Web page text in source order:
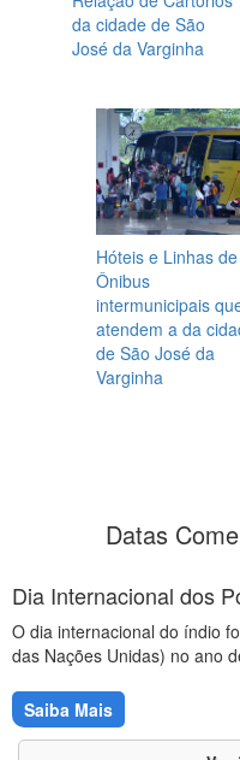
da cidade de São
José da Varginha
Hóteis e Linhas de
Ônibus
intermunicipais
atendem a da
de São José da
Varginha
Datas
Dia Internacional dos
O dia internacional do índio
das Nações Unidas) no ano
Saiba Mais